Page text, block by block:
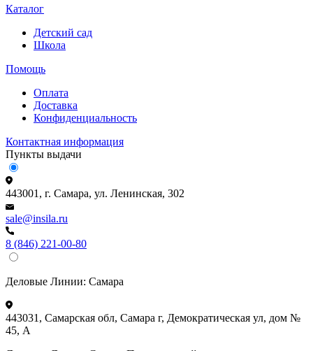
Каталог
Детский сад
Школа
Помощь
Оплата
Доставка
Конфиденциальность
Контактная информация
Пункты выдачи
443001, г. Самара, ул. Ленинская, 302
sale@insila.ru
8 (846) 221-00-80
Деловые Линии: Самара
443031, Самарская обл, Самара г, Демократическая ул, дом №
45, А